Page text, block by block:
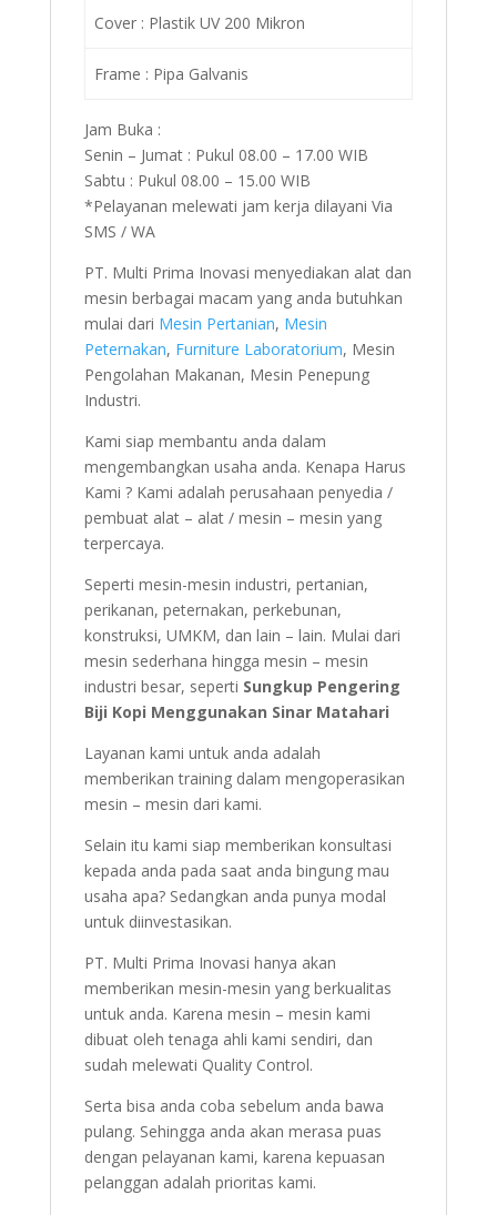
Cover : Plastik UV 200 Mikron
Frame : Pipa Galvanis
Jam Buka :
Senin – Jumat : Pukul 08.00 – 17.00 WIB
Sabtu : Pukul 08.00 – 15.00 WIB
*Pelayanan melewati jam kerja dilayani Via
SMS / WA
PT. Multi Prima Inovasi menyediakan alat dan
mesin berbagai macam yang anda butuhkan
mulai dari Mesin Pertanian, Mesin
Peternakan, Furniture Laboratorium, Mesin
Pengolahan Makanan, Mesin Penepung
Industri.
Kami siap membantu anda dalam
mengembangkan usaha anda. Kenapa Harus
Kami ? Kami adalah perusahaan penyedia /
pembuat alat – alat / mesin – mesin yang
terpercaya.
Seperti mesin-mesin industri, pertanian,
perikanan, peternakan, perkebunan,
konstruksi, UMKM, dan lain – lain. Mulai dari
mesin sederhana hingga mesin – mesin
industri besar, seperti Sungkup Pengering
Biji Kopi Menggunakan Sinar Matahari
Layanan kami untuk anda adalah
memberikan training dalam mengoperasikan
mesin – mesin dari kami.
Selain itu kami siap memberikan konsultasi
kepada anda pada saat anda bingung mau
usaha apa? Sedangkan anda punya modal
untuk diinvestasikan.
PT. Multi Prima Inovasi hanya akan
memberikan mesin-mesin yang berkualitas
untuk anda. Karena mesin – mesin kami
dibuat oleh tenaga ahli kami sendiri, dan
sudah melewati Quality Control.
Serta bisa anda coba sebelum anda bawa
pulang. Sehingga anda akan merasa puas
dengan pelayanan kami, karena kepuasan
pelanggan adalah prioritas kami.